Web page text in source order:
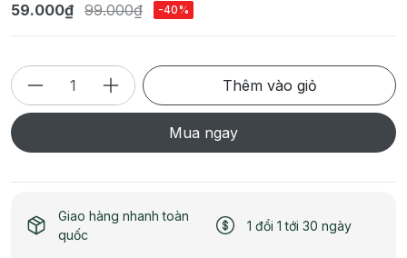
59.000₫ 99.000₫ -40%
Thêm vào giỏ
Mua ngay
Giao hàng nhanh toàn
quốc
1 đổi 1 tới 30 ngày